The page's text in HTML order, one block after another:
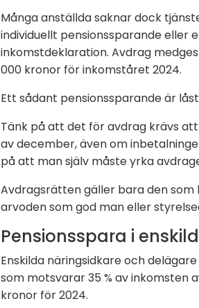
Många anställda saknar dock
individuellt pensionssparande eller
inkomstdeklaration. Avdrag
000 kronor för inkomståret 2024.
Ett sådant pensionssparande är
Tänk på att det för avdrag krävs
av december, även om
på att man själv måste yrka
Avdragsrätten gäller bara den
arvoden som god man eller
Pensionsspara i
Enskilda näringsidkare och
som motsvarar 35 % av inkomsten
kronor för 2024.